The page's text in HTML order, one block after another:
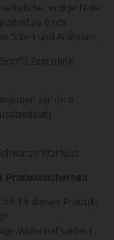
natürliche, erdige Note
zu einer
Stilen und Anlässen.
ohne.
auf dem
Walnuss
Produktsicherheit
für dieses Produkt
Wirtschaftsakteur: